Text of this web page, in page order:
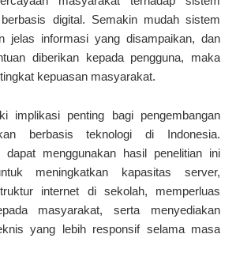
digital. Semakin mudah sistem
jelas informasi yang disampaikan, dan
diberikan kepada pengguna, maka
kepuasan masyarakat.
implikasi penting bagi pengembangan
berbasis teknologi di Indonesia.
dapat menggunakan hasil penelitian ini
meningkatkan kapasitas server,
internet di sekolah, memperluas
masyarakat, serta menyediakan
yang lebih responsif selama masa